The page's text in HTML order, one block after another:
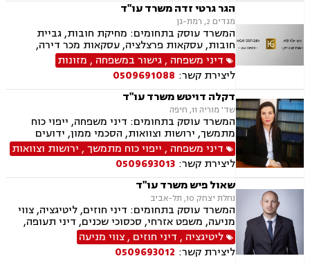
הגר גרטי זדה משרד עו"ד
מגדים 2, רמת-גן
המשרד עוסק בתחומים: מחיקת חובות, גביית
חובות, עסקאות פרצלציה, עסקאות מכר דירה,
הסכמי ממון, ייפוי כוח מתמשך, ירושות וצוואות,
אפוטרופסות, גישור במשפחה, גירושין, מקרקעין,
הוצאה לפועל, אימוץ, הורות חד מינית, מזונות,
משמורת, נישואים אזרחיים, חלוקת רכוש, תיאום
הורי, זמני שהות, אומנה, ניכור הורי, עסקאות מתנה,
ידועים בציבור, פינוי מושכר, צווארון לבן, הלבנת הון,
אלימות במשפחה, עבירות סמים, נפגעי עבירה
דיני משפחה ,גישור במשפחה , מזונות
ליצירת קשר: 0509691088
דקלה דויטש משרד עו"ד
שד' מוריה 11, חיפה
המשרד עוסק בתחומים: דיני משפחה, ייפוי כוח
מתמשך, ירושות וצוואות, הסכמי ממון, ידועים
בציבור, אפוטרופסות, חלוקת רכוש, מעמד אישי,
ניכור הורי, אבהות, מזונות, משמורת זמני שהות,
החזקת ילדים, גירושין, הורות חד מינית, נישואים
אזרחיים, עסקאות מתנה
דיני משפחה , ייפוי כוח מתמשך, ירושות וצוואות
ליצירת קשר: 0509693013
שאול פיש משרד עו"ד
נחלת יצחק 10, תל-אביב
המשרד עוסק בתחומים: דיני חוזים, ליטיגציה, צווי
מניעה, משפט אזרחי, סכסוכי שכנים, דיני תעופה,
נזקי רכוש, דיני צרכנות ותיירות, קניין רוחני, זכויות
יוצרים, הגנת הפרטיות, תביעות ייצוגיות, לשון הרע,
פינוי מושכר
ליטיגציה , דיני חוזים ,צווי מניעה
ליצירת קשר: 0509693012